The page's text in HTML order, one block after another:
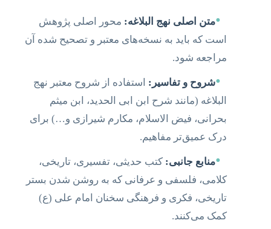
•متن اصلی نهج البلاغه: محور اصلی پژوهش
است که باید به نسخه‌های معتبر و تصحیح شده آن
مراجعه شود.
•شروح و تفاسیر: استفاده از شروح معتبر نهج
البلاغه (مانند شرح ابن ابی الحدید، ابن میثم
بحرانی، فیض الاسلام، مکارم شیرازی و…) برای
درک عمیق‌تر مفاهیم.
•منابع جانبی: کتب حدیثی، تفسیری، تاریخی،
کلامی، فلسفی و عرفانی که به روشن شدن بستر
تاریخی، فکری و فرهنگی سخنان امام علی (ع)
کمک می‌کنند.